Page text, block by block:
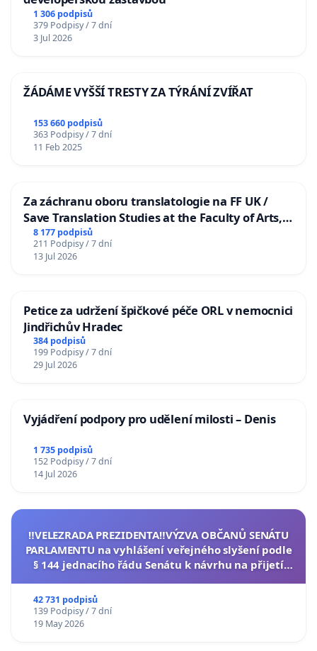
1 306 podpisů
379 Podpisy / 7 dní
3 Jul 2026
ŽÁDÁME VYŠŠÍ TRESTY ZA TÝRÁNÍ ZVÍŘAT
153 660 podpisů
363 Podpisy / 7 dní
11 Feb 2025
Za záchranu oboru translatologie na FF UK /
Save Translation Studies at the Faculty of Arts,
Charles University
8 177 podpisů
211 Podpisy / 7 dní
13 Jul 2026
Petice za udržení špičkové péče ORL v nemocnici
Jindřichův Hradec
384 podpisů
199 Podpisy / 7 dní
29 Jul 2026
Vyjádření podpory pro udělení milosti – Denis
1 735 podpisů
152 Podpisy / 7 dní
14 Jul 2026
‼️VELEZRADA PREZIDENTA‼️VÝZVA OBČANŮ SENÁTU
PARLAMENTU na vyhlášení veřejného slyšení podle
§ 144 jednacího řádu Senátu k návrhu na přijetí
42 731 podpisů
139 Podpisy / 7 dní
19 May 2026